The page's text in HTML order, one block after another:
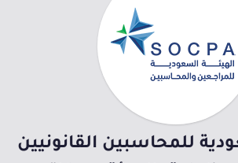
للمحاسبين القانونيين